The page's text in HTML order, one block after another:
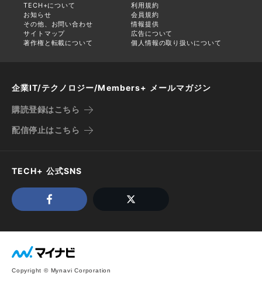
TECH+について
利用規約
お知らせ
会員規約
その他、お問い合わせ
情報提供
サイトマップ
広告について
著作権と転載について
個人情報の取り扱いについて
企業IT/テクノロジー/Members+ メールマガジン
購読登録はこちら
配信停止はこちら
TECH+ 公式SNS
Copyright © Mynavi Corporation